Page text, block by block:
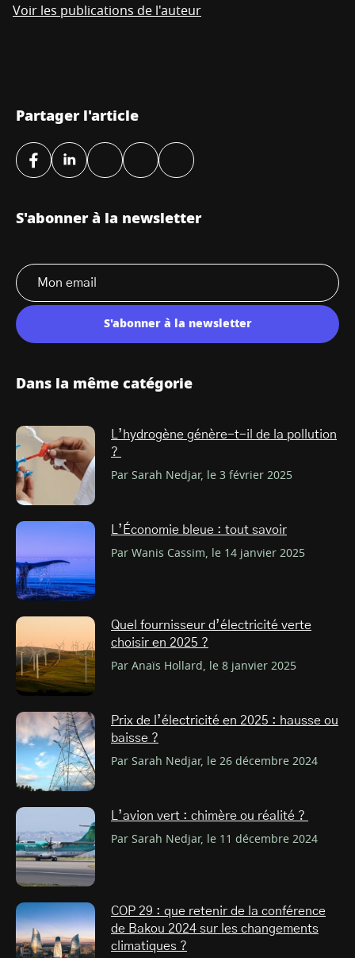
Voir les publications de l'auteur
Partager l'article
S'abonner à la newsletter
S'abonner à la newsletter
Dans la même catégorie
L’hydrogène génère-t-il de la pollution
?
Par Sarah Nedjar, le 3 février 2025
L’Économie bleue : tout savoir
Par Wanis Cassim, le 14 janvier 2025
Quel fournisseur d’électricité verte
choisir en 2025 ?
Par Anaïs Hollard, le 8 janvier 2025
Prix de l’électricité en 2025 : hausse ou
baisse ?
Par Sarah Nedjar, le 26 décembre 2024
L’avion vert : chimère ou réalité ?
Par Sarah Nedjar, le 11 décembre 2024
COP 29 : que retenir de la conférence
de Bakou 2024 sur les changements
climatiques ?